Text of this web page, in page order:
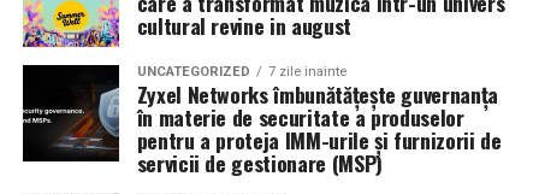
Oana Teslarueste consultant financiar și expert în
investiții imobiliare. A ales să fie prezentă cu vocea ei
într-un domeniu în care credibilitatea se construiește
greu și se pierde repede.
Mirela Iacobvinde cosmetice naturale și lucrează cu
cultural revine in august
UNCATEGORIZED 7 zile inainte
Zyxel Networks îmbunătățește guvernanța
în materie de securitate a produselor
pentru a proteja IMM-urile și furnizorii de
servicii de gestionare (MSP)